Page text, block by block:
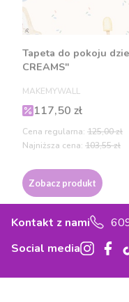
Tapeta do pokoju
CREAMS"
PRODUCENT
MAKEMYWALL
Cena promocyjna
117,50 zł
Cena regularna: 125,00 zł
Najniższa cena: 103,55 zł
Zobacz produkt
Kontakt z nami
Social media